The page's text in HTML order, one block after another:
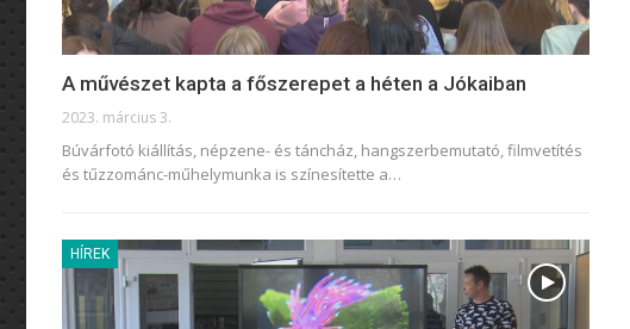
A művészet kapta a főszerepet a héten a Jókaiban
2023. március 3.
Búvárfotó kiállítás, népzene- és táncház, hangszerbemutató, filmvetítés
és tűzzománc-műhelymunka is színesítette a…
HÍREK